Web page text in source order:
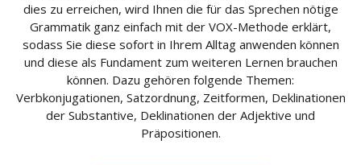
dies zu erreichen, wird Ihnen die für das Sprechen nötige
Grammatik ganz einfach mit der VOX-Methode erklärt,
sodass Sie diese sofort in Ihrem Alltag anwenden können
und diese als Fundament zum weiteren Lernen brauchen
können. Dazu gehören folgende Themen:
Verbkonjugationen, Satzordnung, Zeitformen, Deklinationen
der Substantive, Deklinationen der Adjektive und
Präpositionen.